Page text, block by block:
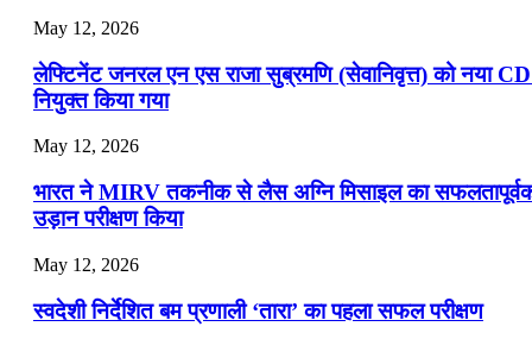
May 12, 2026
लेफ्टिनेंट जनरल एन एस राजा सुब्रमणि (सेवानिवृत्त) को नया
नियुक्त किया गया
May 12, 2026
भारत ने MIRV तकनीक से लैस अग्नि मिसाइल का
उड़ान परीक्षण किया
May 12, 2026
स्वदेशी निर्देशित बम प्रणाली ‘तारा’ का पहला सफल परीक्षण